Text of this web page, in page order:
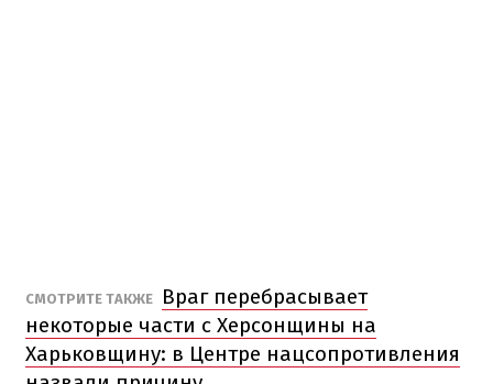
СМОТРИТЕ ТАКЖЕ
Враг перебрасывает
некоторые части с Херсонщины на
Харьковщину: в Центре нацсопротивления